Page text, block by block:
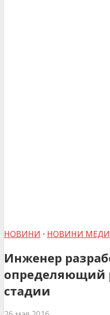
НОВИНИ • НОВИНИ
Инженер
определяющий
стадии